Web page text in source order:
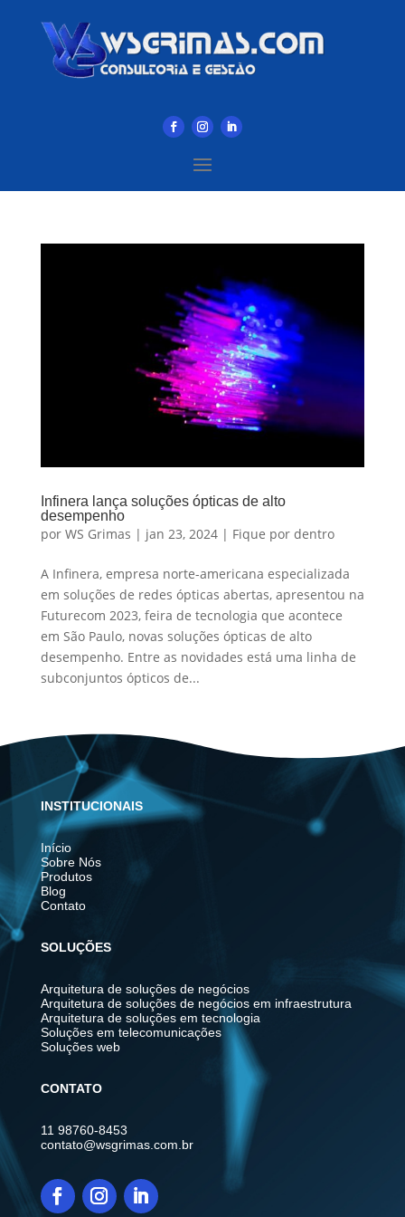
Infinera lança soluções ópticas de alto
desempenho
por WS Grimas | jan 23, 2024| Fique por dentro
A Infinera, empresa norte-americana especializada
em soluções de redes ópticas abertas, apresentou na
Futurecom 2023, feira de tecnologia que acontece
em São Paulo, novas soluções ópticas de alto
desempenho. Entre as novidades está uma linha de
subconjuntos ópticos de...
INSTITUCIONAIS
Início
Sobre Nós
Produtos
Blog
Contato
SOLUÇÕES
Arquitetura de soluções de negócios
Arquitetura de soluções de negócios em infraestrutura
Arquitetura de soluções em tecnologia
Soluções em telecomunicações
Soluções web
CONTATO
11 98760-8453
contato@wsgrimas.com.br